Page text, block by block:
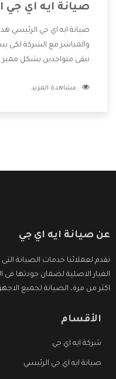
صيانة ايه اي جي
صيانة ايه اي جي الرئيسي
والمباشر مع الشركة لكى
نبقى متواجدين بشكل
الشركة بها والتى تكون
مشاهدة المزيد
عن صيانة ايه اي جي
نقدم لعملائنا خدمات الصيانة
الغيار الاصلية لضمان جودتها
اكثر من مرة، الصيانة لجميع
الأقسام
شركة ايه اي جي
صيانة ايه اي جي الرئيسي